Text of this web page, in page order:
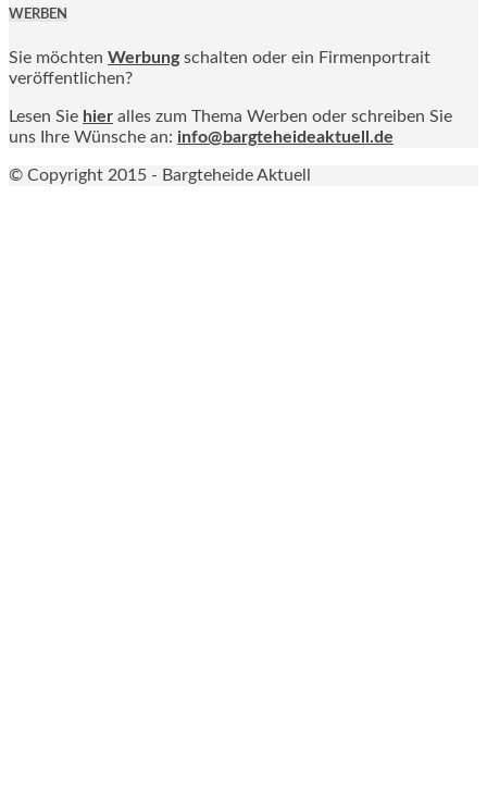
WERBEN
Sie möchten Werbung schalten oder ein Firmenportrait
veröffentlichen?
Lesen Sie hier alles zum Thema Werben oder schreiben Sie
uns Ihre Wünsche an: info@bargteheideaktuell.de
© Copyright 2015 - Bargteheide Aktuell